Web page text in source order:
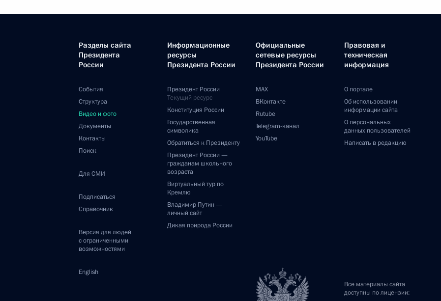
Разделы сайта
Президента
России
События
Структура
Видео и фото
Документы
Контакты
Поиск
Для СМИ
Подписаться
Справочник
Версия для людей
с ограниченными
возможностями
English
Информационные
ресурсы
Президента России
Президент России
Текущий ресурс
Конституция России
Государственная
символика
Обратиться к Президенту
Президент России —
гражданам школьного
возраста
Виртуальный тур по
Кремлю
Владимир Путин —
личный сайт
Дикая природа России
Официальные
сетевые ресурсы
Президента России
MAX
ВКонтакте
Rutube
Telegram-канал
YouTube
Правовая и
техническая
информация
О портале
Об использовании
информации сайта
О персональных
данных пользователей
Написать в редакцию
Все материалы сайта
доступны по лицензии: